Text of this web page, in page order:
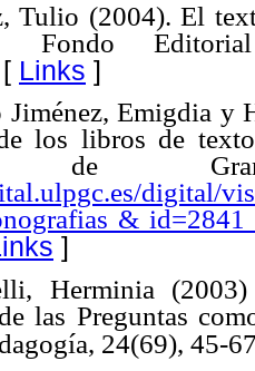
Tulio (2004). El
Fondo
Links ]
Jiménez, Emigdia y
los libros de
de
digital/
&
]
Herminia
las Preguntas
24(69), 45-